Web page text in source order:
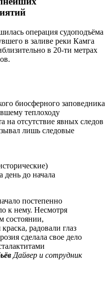
операция судоподъёма
в заливе реки Камга
в 20-ти метрах
биосферного заповедника
теплоходу
на отсутствие явных следов
лишь следовые
день до начала
постепенно
к нему. Несмотря
состоянии,
радовали глаз
сделала свое дело
Дайвер и сотрудник